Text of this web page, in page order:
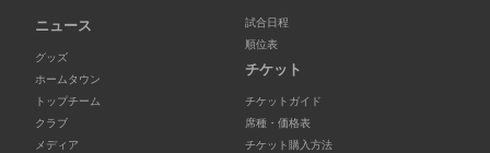
ニュース
グッズ
ホームタウン
トップチーム
クラブ
メディア
試合日程
順位表
チケット
チケットガイド
席種・価格表
チケット購入方法